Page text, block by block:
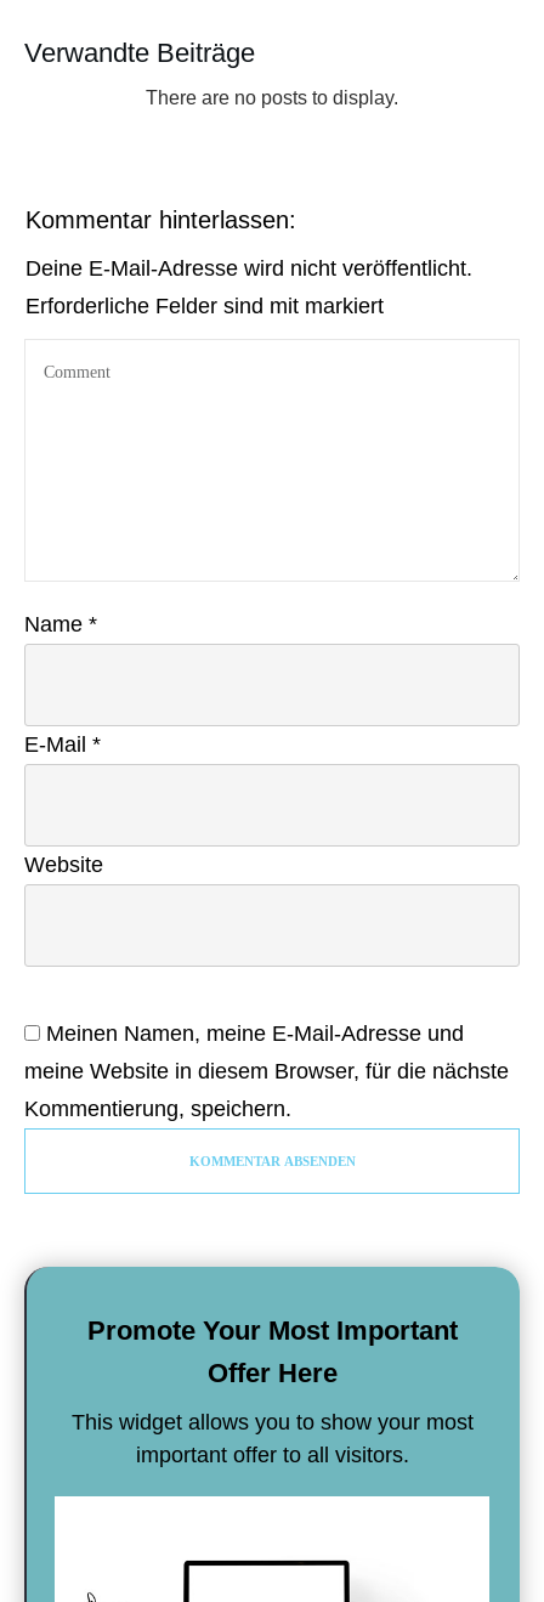
Verwandte Beiträge
​Kommentar hinterlassen:
Deine E-Mail-Adresse wird nicht veröffentlicht.
Erforderliche Felder sind mit markiert
Name *
E-Mail *
Website
Meinen Namen, meine E-Mail-Adresse und
meine Website in diesem Browser, für die nächste
Kommentierung, speichern.
​KOMMENTAR ABSENDEN
Promote Your Most Important
Offer Here
This widget allows you to show your most
important offer to all visitors.